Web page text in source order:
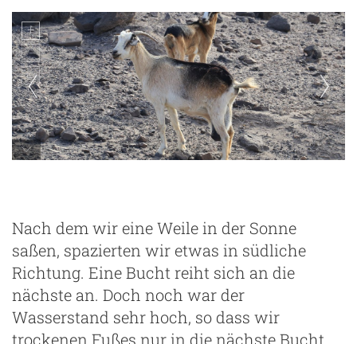
Nach dem wir eine Weile in der Sonne
saßen, spazierten wir etwas in südliche
Richtung. Eine Bucht reiht sich an die
nächste an. Doch noch war der
Wasserstand sehr hoch, so dass wir
trockenen Fußes nur in die nächste Bucht